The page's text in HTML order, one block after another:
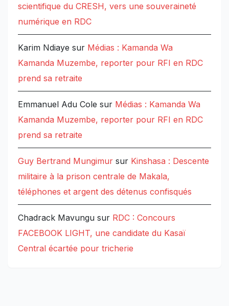
scientifique du CRESH, vers une souveraineté
numérique en RDC
Karim Ndiaye sur Médias : Kamanda Wa
Kamanda Muzembe, reporter pour RFI en RDC
prend sa retraite
Emmanuel Adu Cole sur Médias : Kamanda Wa
Kamanda Muzembe, reporter pour RFI en RDC
prend sa retraite
Guy Bertrand Mungimur sur Kinshasa : Descente
militaire à la prison centrale de Makala,
téléphones et argent des détenus confisqués
Chadrack Mavungu sur RDC : Concours
FACEBOOK LIGHT, une candidate du Kasaï
Central écartée pour tricherie